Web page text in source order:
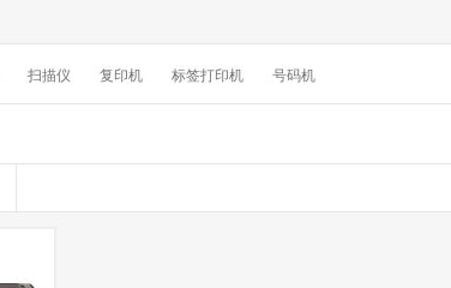
扫描仪 复印机 标签打印机 号码机